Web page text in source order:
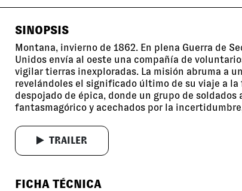
SINOPSIS
Montana, invierno de 1862. En plena Guerra de
Unidos envía al oeste una compañía de
vigilar tierras inexploradas. La misión abruma a
revelándoles el significado último de su viaje a
despojado de épica, donde un grupo de
fantasmagórico y acechados por la
TRAILER
FICHA TÉCNICA